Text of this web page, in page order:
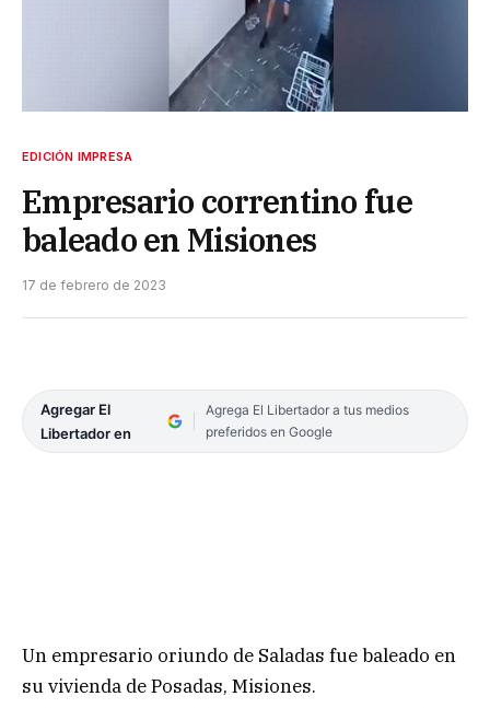
EDICIÓN IMPRESA
Empresario correntino fue
baleado en Misiones
17 de febrero de 2023
Agregar El
Libertador en
Agrega El Libertador a tus medios
preferidos en Google
Un empresario oriundo de Saladas fue baleado en
su vivienda de Posadas, Misiones.